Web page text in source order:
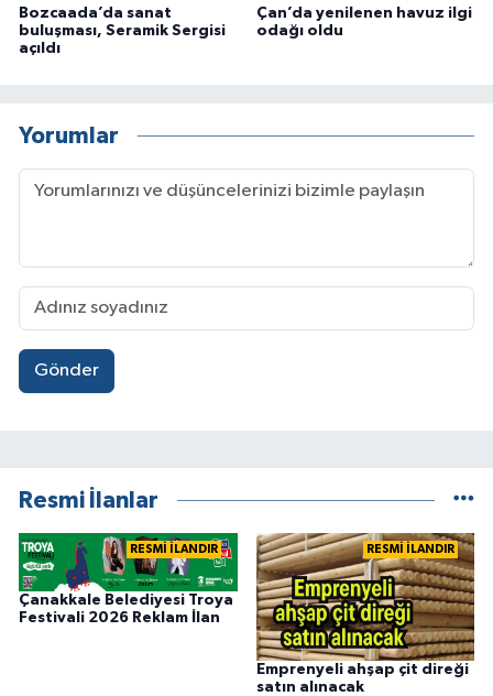
Bozcaada’da sanat
buluşması, Seramik Sergisi
açıldı
Çan’da yenilenen havuz ilgi
odağı oldu
Yorumlar
Gönder
Resmi İlanlar
RESMİ İLANDIR
Çanakkale Belediyesi Troya
Festivali 2026 Reklam İlan
RESMİ İLANDIR
Emprenyeli ahşap çit direği
satın alınacak